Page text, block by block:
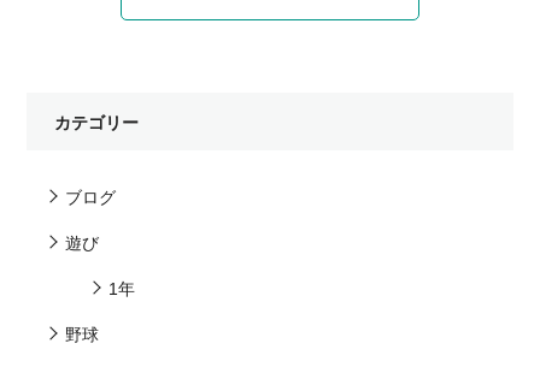
カテゴリー
ブログ
遊び
1年
野球